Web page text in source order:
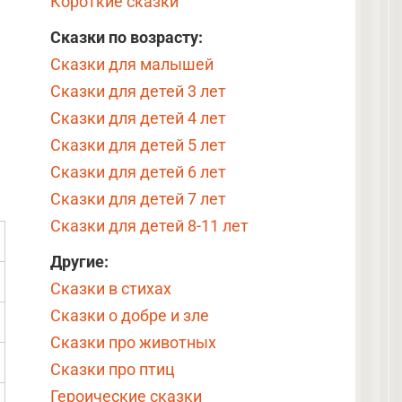
Сказки по возрасту:
Сказки для малышей
Сказки для детей 3 лет
Сказки для детей 4 лет
Сказки для детей 5 лет
Сказки для детей 6 лет
Сказки для детей 7 лет
Сказки для детей 8-11 лет
Другие:
Сказки в стихах
Сказки о добре и зле
Сказки про животных
Сказки про птиц
Героические сказки